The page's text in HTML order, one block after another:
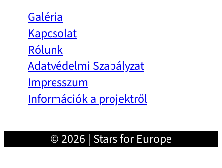
Galéria
Kapcsolat
Rólunk
Adatvédelmi Szabályzat
Impresszum
Információk a projektről
© 2026 | Stars for Europe